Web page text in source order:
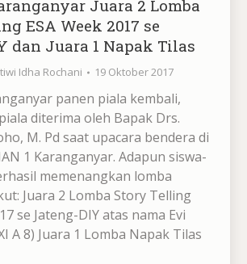
Juara 2 Lomba
ESA Week 2017 se
dan Juara 1 Napak Tilas
Idha Rochani 19 Oktober 2017
panen piala kembali,
diterima oleh Bapak Drs.
M. Pd saat upacara bendera di
1 Karanganyar. Adapun siswa-
memenangkan lomba
Juara 2 Lomba Story Telling
se Jateng-DIY atas nama Evi
A 8) Juara 1 Lomba Napak Tilas